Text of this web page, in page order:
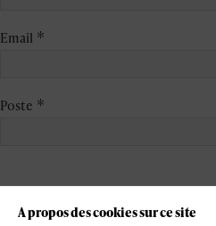
Email *
Poste *
A propos des cookies sur ce site